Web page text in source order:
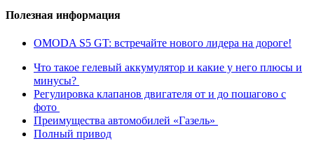
Полезная информация
OMODA S5 GT: встречайте нового лидера на дороге!
Что такое гелевый аккумулятор и какие у него плюсы и
минусы?
Регулировка клапанов двигателя от и до пошагово с
фото
Преимущества автомобилей «Газель»
Полный привод